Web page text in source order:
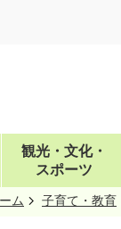
観光・文化・
スポーツ
ム 子育て・教育